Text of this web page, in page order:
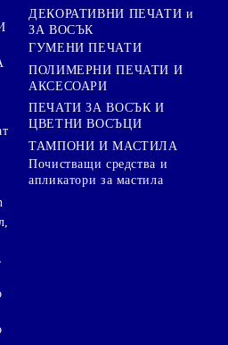
ДЕКОРАТИВНИ ПЕЧАТИ и
ЗА ВОСЪК
ГУМЕНИ ПЕЧАТИ
ПОЛИМЕРНИ ПЕЧАТИ И
АКСЕСОАРИ
ПЕЧАТИ ЗА ВОСЪК И
ЦВЕТНИ ВОСЪЦИ
ТАМПОНИ И МАСТИЛА
Почистващи средства и
апликатори за мастила